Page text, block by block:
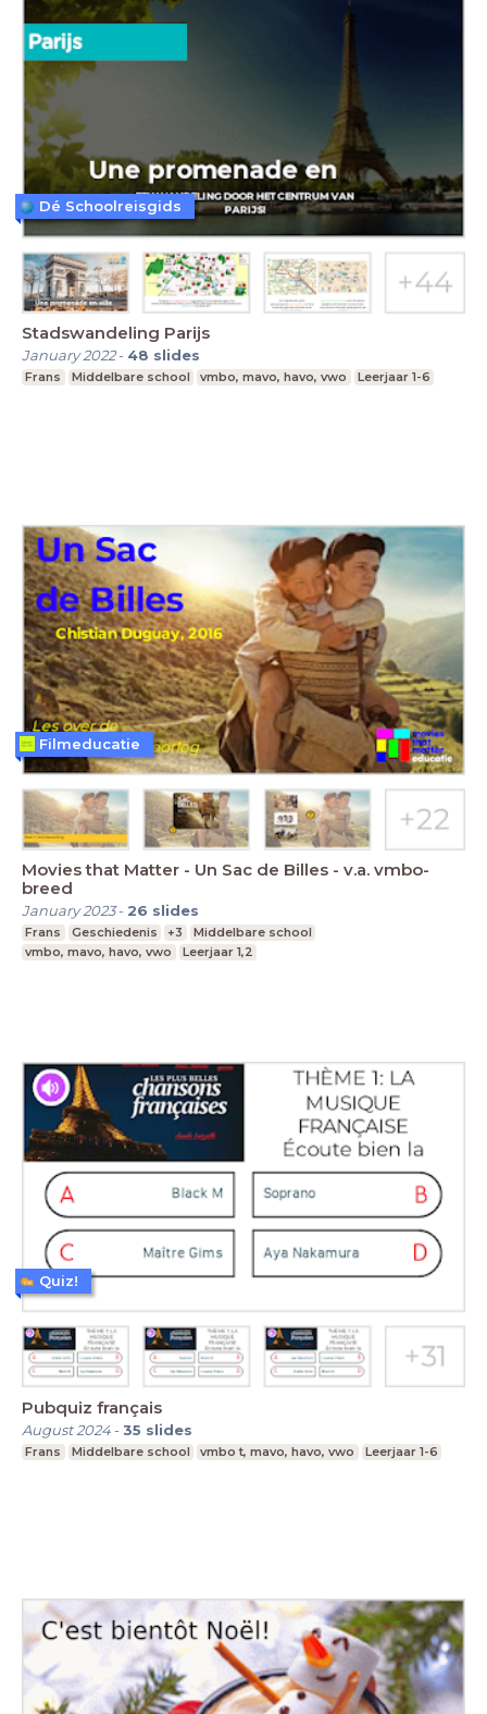
Stadswandeling Parijs
January 2022- 48 slides
Frans Middelbare school vmbo, mavo, havo, vwo Leerjaar 1-6
Dé Schoolreisgids
Movies that Matter - Un Sac de Billes - v.a. vmbo-
breed
January 2023- 26 slides
Frans Geschiedenis +3
Middelbare school
vmbo, mavo, havo, vwo
Leerjaar 1,2
Filmeducatie
Pubquiz français
August 2024-35 slides
Frans Middelbare school vmbo t, mavo, havo, vwo Leerjaar 1-6
Quiz!